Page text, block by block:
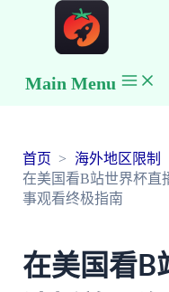
Main Menu
首页
海外地区限制
在美国看B站世界杯直
事观看终极指南
在美国看B